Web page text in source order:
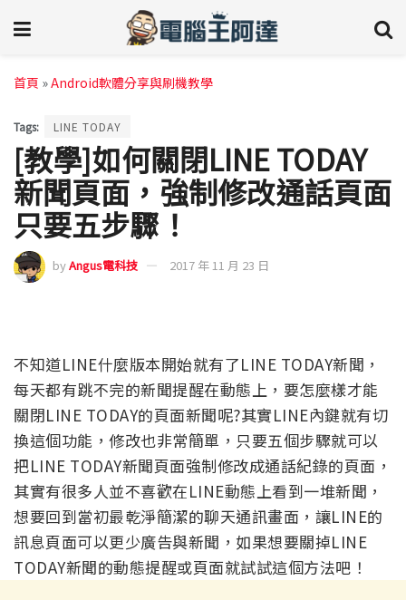
首頁 »Android軟體分享與刷機教學
Tags: LINE TODAY
[教學]如何關閉LINE TODAY
新聞頁面，強制修改通話頁面
只要五步驟！
byAngus電科技 2017 年 11 月 23 日
不知道LINE什麼版本開始就有了LINE TODAY新聞，
每天都有跳不完的新聞提醒在動態上，要怎麼樣才能
關閉LINE TODAY的頁面新聞呢?其實LINE內鍵就有切
換這個功能，修改也非常簡單，只要五個步驟就可以
把LINE TODAY新聞頁面強制修改成通話紀錄的頁面，
其實有很多人並不喜歡在LINE動態上看到一堆新聞，
想要回到當初最乾淨簡潔的聊天通訊畫面，讓LINE的
訊息頁面可以更少廣告與新聞，如果想要關掉LINE
TODAY新聞的動態提醒或頁面就試試這個方法吧！